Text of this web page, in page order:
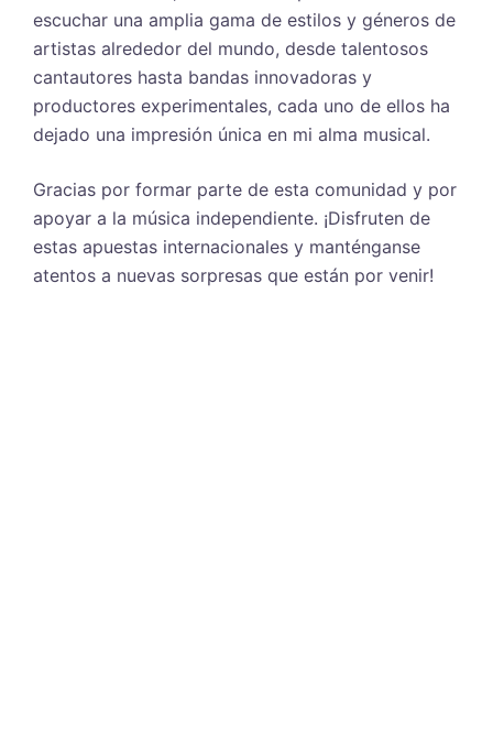
escuchar una amplia gama de estilos y géneros de
artistas alrededor del mundo, desde talentosos
cantautores hasta bandas innovadoras y
productores experimentales, cada uno de ellos ha
dejado una impresión única en mi alma musical.
Gracias por formar parte de esta comunidad y por
apoyar a la música independiente. ¡Disfruten de
estas apuestas internacionales y manténganse
atentos a nuevas sorpresas que están por venir!